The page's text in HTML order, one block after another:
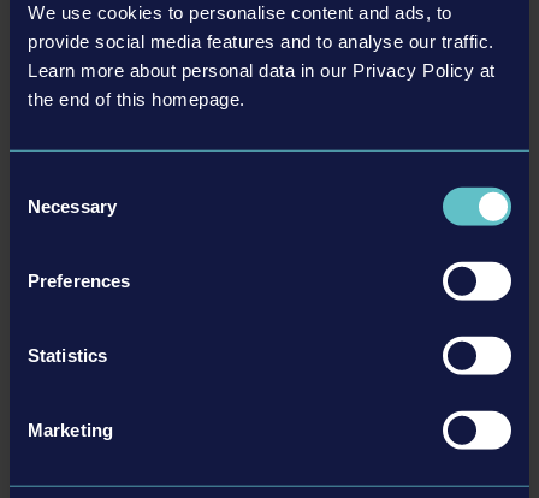
We use cookies to personalise content and ads, to
provide social media features and to analyse our traffic.
Learn more about personal data in our Privacy Policy at
the end of this homepage.
Selection
Necessary
Preferences
Statistics
Marketing
DLC
STADIUM EXPANSION